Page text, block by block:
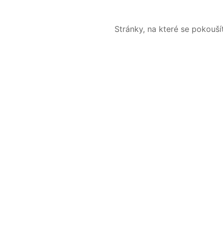
Stránky, na které se